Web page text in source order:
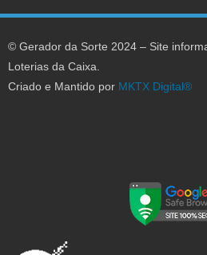
© Gerador da Sorte 2024 – Site
Loterias da Caixa.
Criado e Mantido por MKTX Digital®